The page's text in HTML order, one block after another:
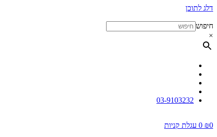
דלג לתוכן
חיפוש
×
03-9103232
₪0
0 עגלת קניות